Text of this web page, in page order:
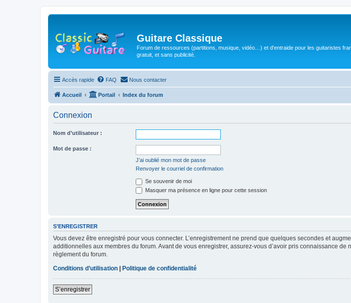
Guitare Classique
Forum de ressources (partitions, musique, vidéo…) et d'entraide pour les guitaristes
gratuit, et sans publicité.
Accès rapide FAQ Nous contacter
Accueil Portail Index du forum
Connexion
Nom d’utilisateur :
Mot de passe :
J’ai oublié mon mot de passe
Renvoyer le courriel de confirmation
Se souvenir de moi
Masquer ma présence en ligne pour cette session
S’ENREGISTRER
Vous devez être enregistré pour vous connecter. L’enregistrement ne prend que quelques secondes et
additionnelles aux membres du forum. Avant de vous enregistrer, assurez-vous d’avoir pris connaissance
règlement du forum.
Conditions d’utilisation | Politique de confidentialité
S’enregistrer